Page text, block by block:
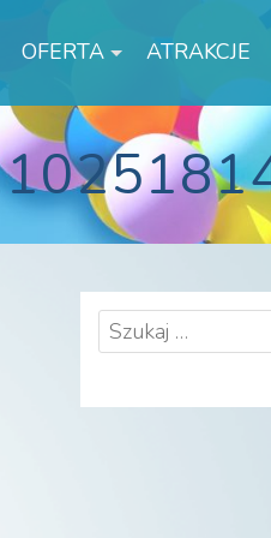
OFERTA ATRAKCJE
Szukaj: